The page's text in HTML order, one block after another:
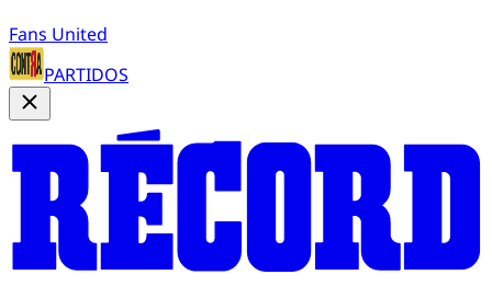
Fans United
PARTIDOS